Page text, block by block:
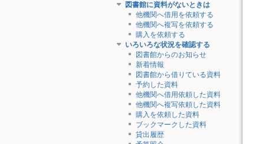
図書館に資料がないときは
他機関へ借用を依頼する
他機関へ複写を依頼する
購入を依頼する
いろいろな状況を確認する
図書館からのお知らせ
新着情報
図書館から借りている資料
予約した資料
他機関へ借用依頼した資料
他機関へ複写依頼した資料
購入を依頼した資料
ブックマークした資料
貸出履歴